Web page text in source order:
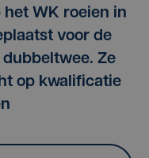
WK roeien in
voor de
Ze
op kwalificatie